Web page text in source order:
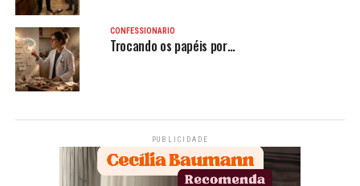
CONFESSIONÁRIO
Trocando os papéis por…
PUBLICIDADE